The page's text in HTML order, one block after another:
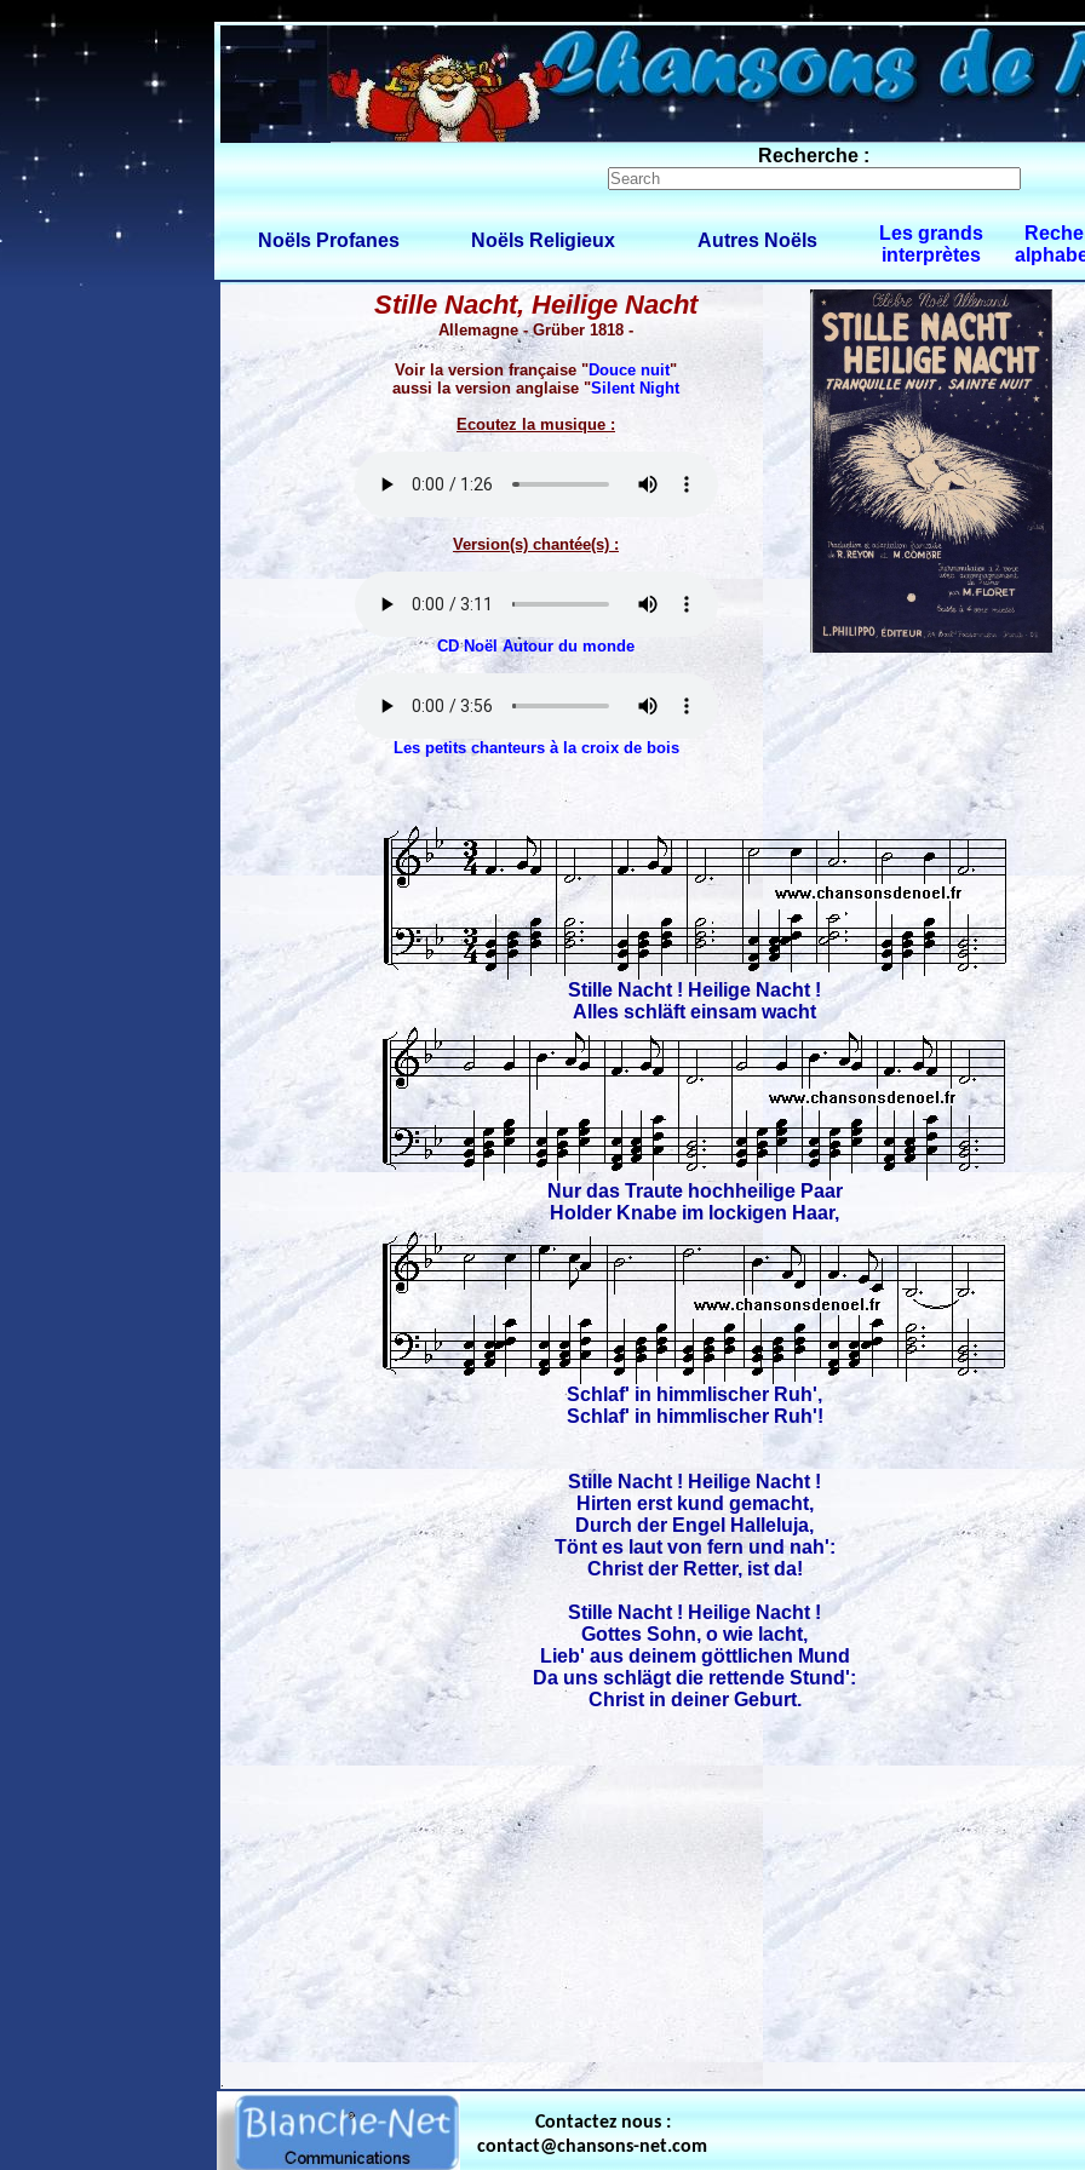
0 $limitbot 1 $limittot 2
Recherche :
Noëls Profanes Noëls Religieux Autres Noëls
Les grands
interprètes
Stille Nacht, Heilige Nacht
Allemagne - Grüber 1818 -
Voir la version française "Douce nuit"
aussi la version anglaise "Silent Night
Ecoutez la musique :
Version(s) chantée(s) :
CD Noël Autour du monde
Les petits chanteurs à la croix de bois
Stille Nacht ! Heilige Nacht !
Alles schläft einsam wacht
Nur das Traute hochheilige Paar
Holder Knabe im lockigen Haar,
Schlaf' in himmlischer Ruh',
Schlaf' in himmlischer Ruh'!
Stille Nacht ! Heilige Nacht !
Hirten erst kund gemacht,
Durch der Engel Halleluja,
Tönt es laut von fern und nah':
Christ der Retter, ist da!
Stille Nacht ! Heilige Nacht !
Gottes Sohn, o wie lacht,
Lieb' aus deinem göttlichen Mund
Da uns schlägt die rettende Stund':
Christ in deiner Geburt.
Contactez nous :
contact@chansons-net.com